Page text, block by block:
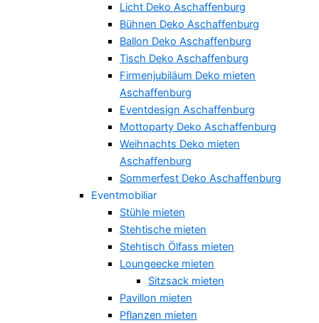
Licht Deko Aschaffenburg
Bühnen Deko Aschaffenburg
Ballon Deko Aschaffenburg
Tisch Deko Aschaffenburg
Firmenjubiläum Deko mieten
Aschaffenburg
Eventdesign Aschaffenburg
Mottoparty Deko Aschaffenburg
Weihnachts Deko mieten
Aschaffenburg
Sommerfest Deko Aschaffenburg
Eventmobiliar
Stühle mieten
Stehtische mieten
Stehtisch Ölfass mieten
Loungeecke mieten
Sitzsack mieten
Pavillon mieten
Pflanzen mieten